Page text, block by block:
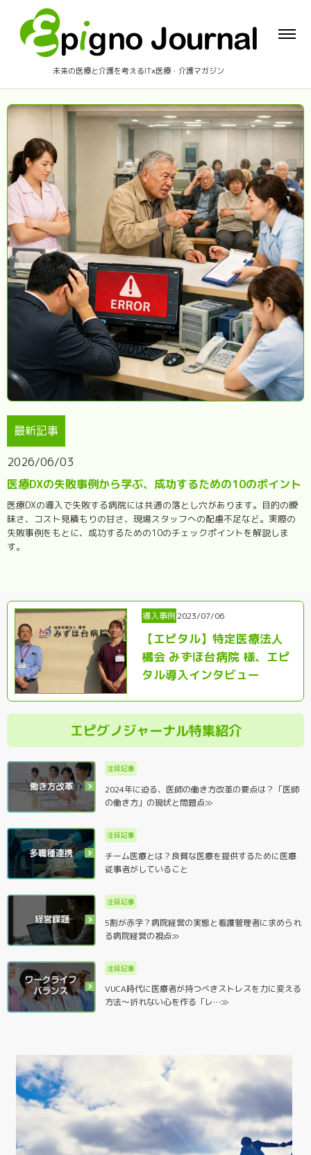
未来の医療と介護を考えるIT×医療・介護マガジン
最新記事
2026/06/03
医療DXの失敗事例から学ぶ、成功するための10のポイント
医療DXの導入で失敗する病院には共通の落とし穴があります。目的の曖
昧さ、コスト見積もりの甘さ、現場スタッフへの配慮不足など。実際の
失敗事例をもとに、成功するための10のチェックポイントを解説しま
す。
導入事例2023/07/06
【エピタル】特定医療法人
橘会 みずほ台病院 様、エピ
タル導入インタビュー
エピグノジャーナル特集紹介
注目記事
2024年に迫る、医師の働き方改革の要点は？「医師
の働き方」の現状と問題点≫
注目記事
チーム医療とは？良質な医療を提供するために医療
従事者がしていること
注目記事
5割が赤字？病院経営の実態と看護管理者に求められ
る病院経営の視点≫
注目記事
VUCA時代に医療者が持つべきストレスを力に変える
方法～折れない心を作る「レ…≫